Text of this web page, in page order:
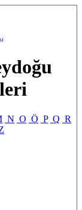
N O Ö P Q R